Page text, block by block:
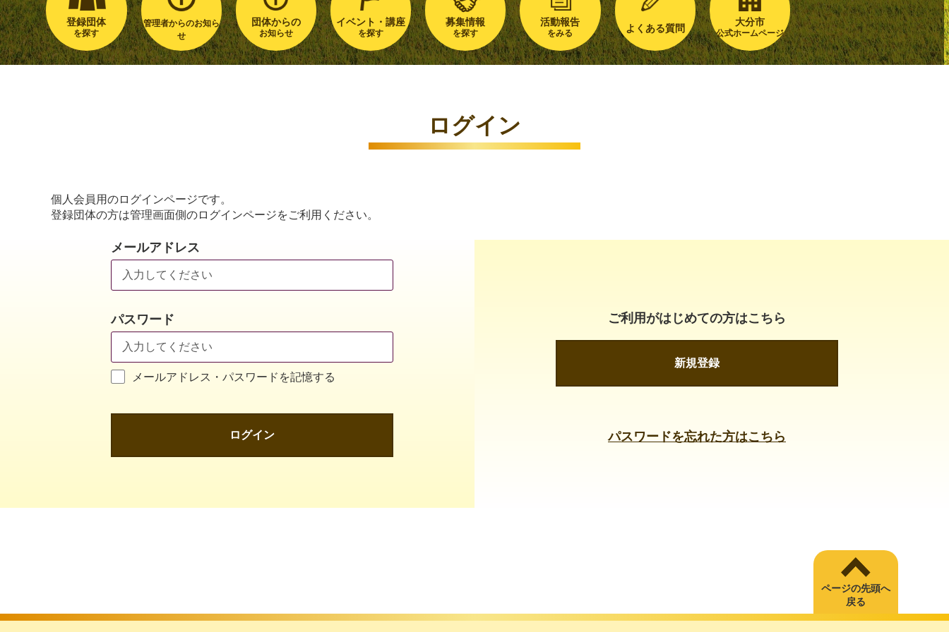
登録団体
を探す
管理者からのお知ら
せ
団体からの
お知らせ
イベント・講座
を探す
募集情報
を探す
活動報告
をみる よくある質問
大分市
公式ホームページ
ログイン
個人会員用のログインページです。
登録団体の方は管理画面側のログインページをご利用ください。
メールアドレス
パスワード
メールアドレス・パスワードを記憶する
ログイン
ご利用がはじめての方はこちら
新規登録
パスワードを忘れた方はこちら
ページの先頭へ
戻る